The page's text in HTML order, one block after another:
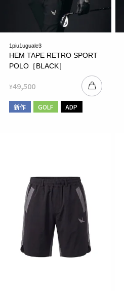
1piu1uguale3
HEM TAPE RETRO SPORT
POLO［BLACK］
¥49,500
新作 GOLF ADP